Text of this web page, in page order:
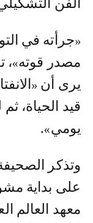
الفن
«جرأته في
مصدر
يرى أن
قيد الحياة،
يومي».
على بداية
معهد العالم